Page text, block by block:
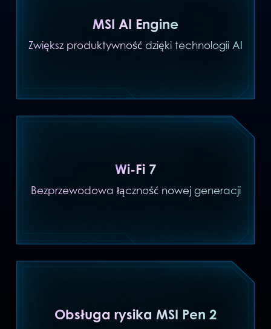
MSI AI Engine
Zwiększ produktywność dzięki technologii AI
Wi-Fi 7
Bezprzewodowa łączność nowej generacji
Obsługa rysika MSI Pen 2